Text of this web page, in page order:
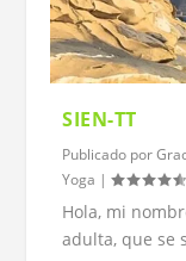
SIEN-TT
Publicado por
Yoga |
Hola, mi
adulta, que se